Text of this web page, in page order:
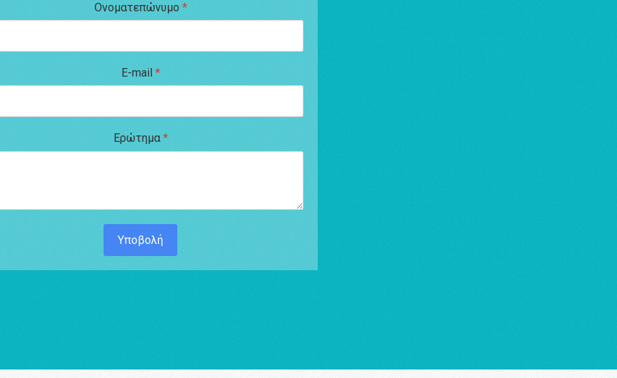
Ονοματεπώνυμο *
E-mail *
Ερώτημα *
Υποβολή